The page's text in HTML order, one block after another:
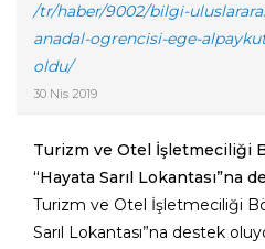
/tr/haber/9002/bilgi-
anadal-ogrencisi-ege-
oldu/
30 Nis 2019
Turizm ve Otel İşletmeciliği
“Hayata Sarıl Lokantası”na
Turizm ve Otel İşletmeciliği
Sarıl Lokantası”na destek